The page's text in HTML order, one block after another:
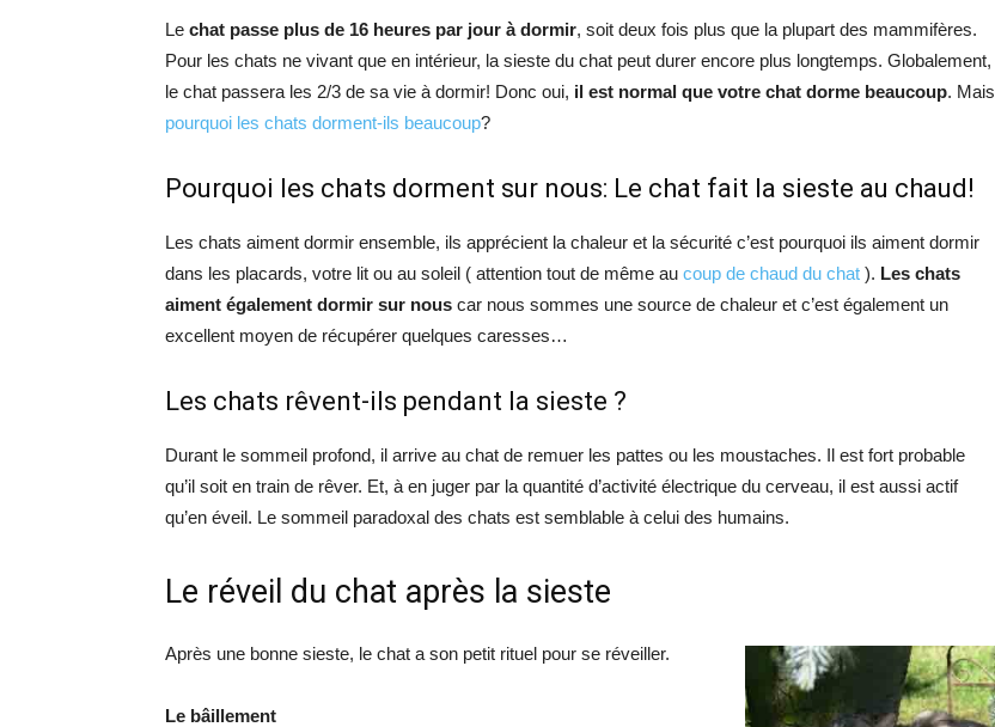
Le chat passe plus de 16 heures par jour à dormir, soit deux fois plus que la plupart des mammifères.
Pour les chats ne vivant que en intérieur, la sieste du chat peut durer encore plus longtemps. Globalement,
le chat passera les 2/3 de sa vie à dormir! Donc oui, il est normal que votre chat dorme beaucoup. Mais
pourquoi les chats dorment-ils beaucoup?
Pourquoi les chats dorment sur nous: Le chat fait la sieste au chaud!
Les chats aiment dormir ensemble, ils apprécient la chaleur et la sécurité c’est pourquoi ils aiment dormir
dans les placards, votre lit ou au soleil ( attention tout de même au coup de chaud du chat ). Les chats
aiment également dormir sur nous car nous sommes une source de chaleur et c’est également un
excellent moyen de récupérer quelques caresses…
Les chats rêvent-ils pendant la sieste ?
Durant le sommeil profond, il arrive au chat de remuer les pattes ou les moustaches. Il est fort probable
qu’il soit en train de rêver. Et, à en juger par la quantité d’activité électrique du cerveau, il est aussi actif
qu’en éveil. Le sommeil paradoxal des chats est semblable à celui des humains.
Le réveil du chat après la sieste
Après une bonne sieste, le chat a son petit rituel pour se réveiller.
Le bâillement